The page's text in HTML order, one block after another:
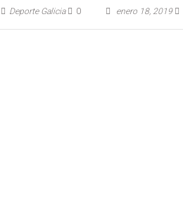
Deporte Galicia 0 enero 18, 2019